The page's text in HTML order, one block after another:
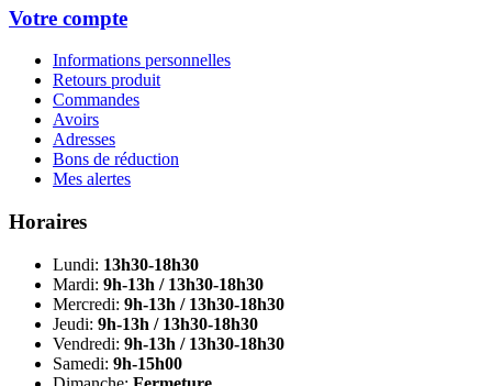
Votre compte
Informations personnelles
Retours produit
Commandes
Avoirs
Adresses
Bons de réduction
Mes alertes
Horaires
Lundi: 13h30-18h30
Mardi: 9h-13h / 13h30-18h30
Mercredi: 9h-13h / 13h30-18h30
Jeudi: 9h-13h / 13h30-18h30
Vendredi: 9h-13h / 13h30-18h30
Samedi: 9h-15h00